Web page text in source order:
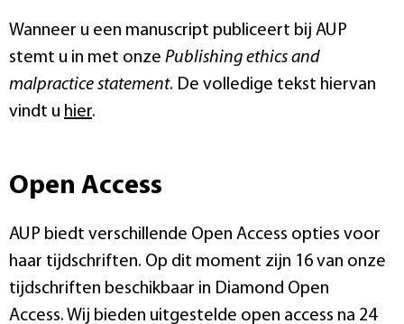
Wanneer u een manuscript publiceert bij AUP
stemt u in met onze Publishing ethics and
malpractice statement. De volledige tekst hiervan
vindt u hier.
Open Access
AUP biedt verschillende Open Access opties voor
haar tijdschriften. Op dit moment zijn 16 van onze
tijdschriften beschikbaar in Diamond Open
Access. Wij bieden uitgestelde open access na 24